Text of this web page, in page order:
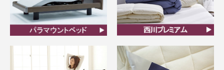
ん